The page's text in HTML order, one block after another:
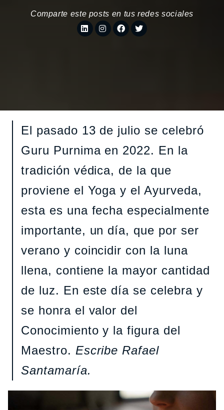
Comparte este posts en tus redes sociales
El pasado 13 de julio se celebró
Guru Purnima en 2022. En la
tradición védica, de la que
proviene el Yoga y el Ayurveda,
esta es una fecha especialmente
importante, un día, que por ser
verano y coincidir con la luna
llena, contiene la mayor cantidad
de luz. En este día se celebra y
se honra el valor del
Conocimiento y la figura del
Maestro. Escribe Rafael
Santamaría.